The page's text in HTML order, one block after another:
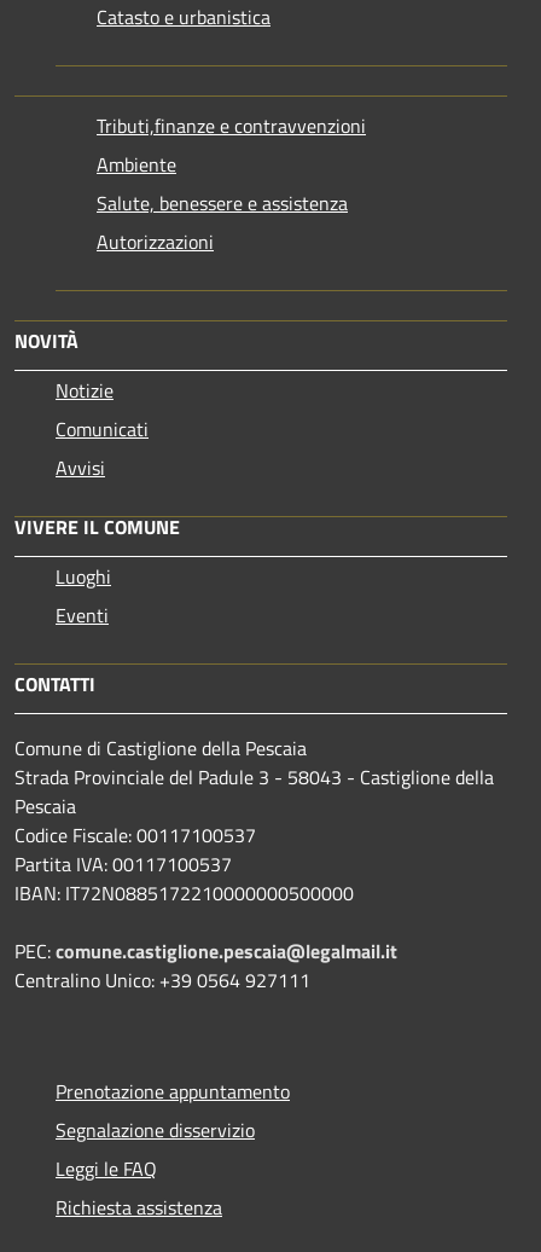
Catasto e urbanistica
Tributi,finanze e contravvenzioni
Ambiente
Salute, benessere e assistenza
Autorizzazioni
NOVITÀ
Notizie
Comunicati
Avvisi
VIVERE IL COMUNE
Luoghi
Eventi
CONTATTI
Comune di Castiglione della Pescaia
Strada Provinciale del Padule 3 - 58043 - Castiglione della
Pescaia
Codice Fiscale: 00117100537
Partita IVA: 00117100537
IBAN: IT72N0885172210000000500000
PEC:comune.castiglione.pescaia@legalmail.it
Centralino Unico: +39 0564 927111
Prenotazione appuntamento
Segnalazione disservizio
Leggi le FAQ
Richiesta assistenza